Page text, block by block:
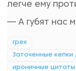
легче ему
— А губят нас
грех
Заточенные кепки
ироничные цитаты